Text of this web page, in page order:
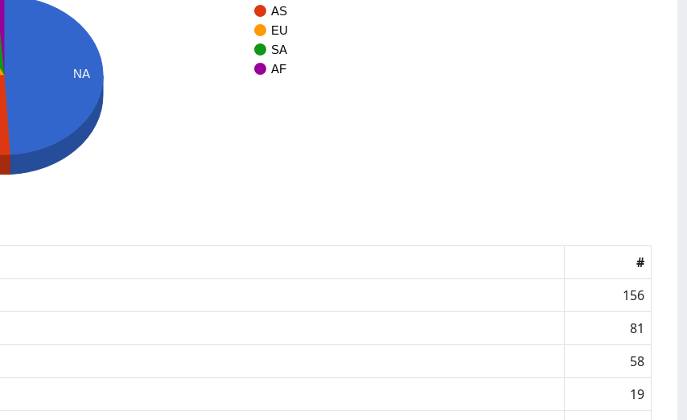
AS
EU
SA
AF
NA
#
156
81
58
19